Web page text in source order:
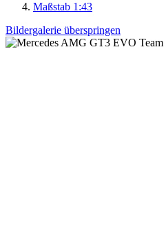
Maßstab 1:43
Bildergalerie überspringen